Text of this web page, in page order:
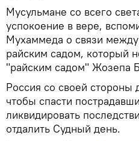
Мусульмане со всего
успокоение в вере,
Мухаммеда о связи
райским садом, который
"райским садом" Жозепа
Россия со своей стороны
чтобы спасти
ликвидировать
отдалить Судный день.